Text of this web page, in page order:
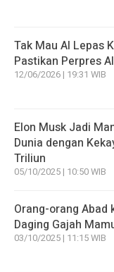
Tak Mau AI Lepas
Pastikan Perpres
12/06/2026 | 19:31 WIB
Elon Musk Jadi
Dunia dengan
Triliun
05/10/2025 | 10:50 WIB
Orang-orang Abad
Daging Gajah
03/10/2025 | 11:15 WIB